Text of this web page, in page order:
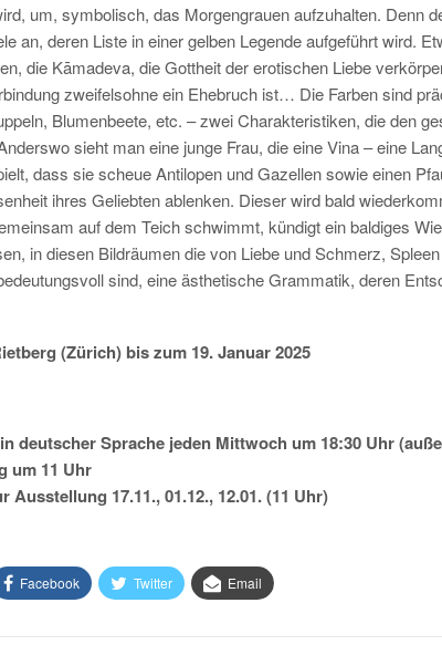
um, symbolisch, das Morgengrauen aufzuhalten. Denn
an, deren Liste in einer gelben Legende aufgeführt wird.
die Kāmadeva, die Gottheit der erotischen Liebe
zweifelsohne ein Ehebruch ist… Die Farben sind
Blumenbeete, etc. – zwei Charakteristiken, die den
sieht man eine junge Frau, die eine Vina – eine
dass sie scheue Antilopen und Gazellen sowie einen
ihres Geliebten ablenken. Dieser wird bald
auf dem Teich schwimmt, kündigt ein baldiges
in diesen Bildräumen die von Liebe und Schmerz,
sind, eine ästhetische Grammatik, deren
(Zürich) bis zum 19. Januar 2025
deutscher Sprache jeden Mittwoch um 18:30 Uhr
um 11 Uhr
Ausstellung 17.11., 01.12., 12.01. (11 Uhr)
Facebook Twitter Email